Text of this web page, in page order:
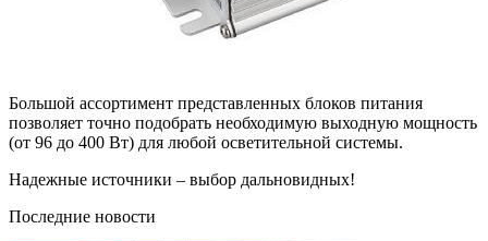
Большой ассортимент представленных блоков питания
позволяет точно подобрать необходимую выходную мощность
(от 96 до 400 Вт) для любой осветительной системы.
Надежные источники – выбор дальновидных!
Последние новости